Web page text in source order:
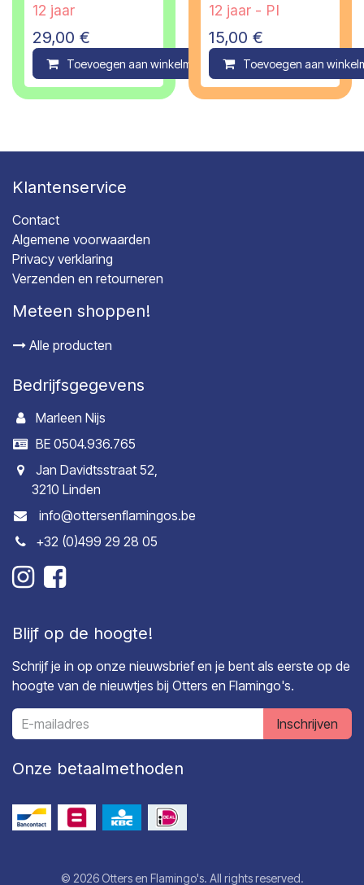
12 jaar
29,00 €
Toevoegen aan winkelmandje Compare
12 jaar - PI
15,00 €
Toevoegen aan
Klantenservice
Contact
Algemene voorwaarden
Privacy verklaring
Verzenden en retourneren
Meteen shoppen!
Alle producten
Bedrijfsgegevens
Marleen Nijs
BE 0504.936.765
Jan Davidtsstraat 52,
3210 Linden
info@ottersenflamingos.be
+32 (0)499 29 28 05
Blijf op de hoogte!
Schrijf je in op onze nieuwsbrief en je bent als eerste op de
hoogte van de nieuwtjes bij Otters en Flamingo's.
Inschrijven
Onze betaalmethoden
© 2026 Otters en Flamingo's. All rights reserved.